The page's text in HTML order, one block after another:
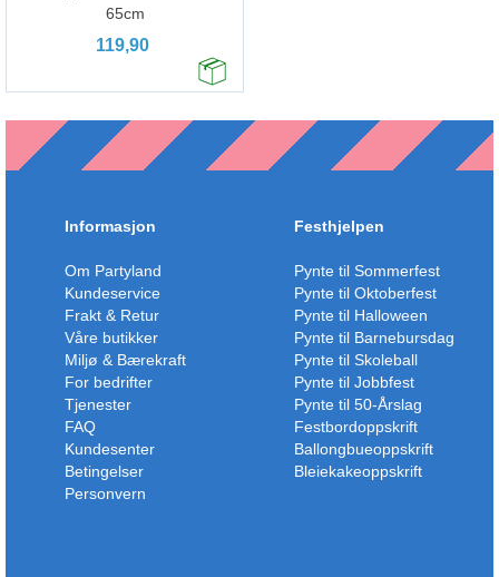
65cm
119,90
Informasjon
Om Partyland
Kundeservice
Frakt & Retur
Våre butikker
Miljø & Bærekraft
For bedrifter
Tjenester
FAQ
Kundesenter
Betingelser
Personvern
Festhjelpen
Pynte til Sommerfest
Pynte til Oktoberfest
Pynte til Halloween
Pynte til Barnebursdag
Pynte til Skoleball
Pynte til Jobbfest
Pynte til 50-Årslag
Festbordoppskrift
Ballongbueoppskrift
Bleiekakeoppskrift